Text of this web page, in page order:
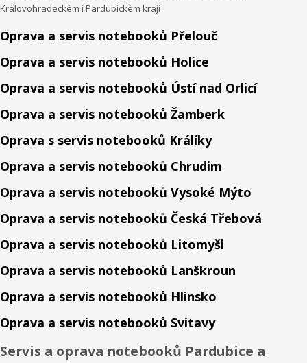
Královohradeckém i Pardubickém kraji
Oprava a servis notebooků Přelouč
Oprava a servis notebooků Holice
Oprava a servis notebooků Ústí nad Orlicí
Oprava a servis notebooků Žamberk
Oprava s servis notebooků Králíky
Oprava a servis notebooků Chrudim
Oprava a servis notebooků Vysoké Mýto
Oprava a servis notebooků Česká Třebová
Oprava a servis notebooků Litomyšl
Oprava a servis notebooků Lanškroun
Oprava a servis notebooků Hlinsko
Oprava a servis notebooků Svitavy
Servis a oprava notebooků Pardubice a